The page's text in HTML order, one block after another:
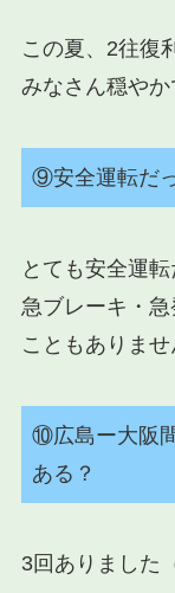
この夏、2往復
みなさん穏やか
⑨安全運転だ
とても安全運転
急ブレーキ・
こともありま
⑩広島ー大阪
ある？
3回ありました